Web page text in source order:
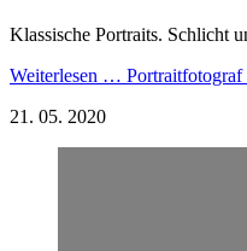
Klassische Portraits. Schlicht
Weiterlesen …
21. 05. 2020